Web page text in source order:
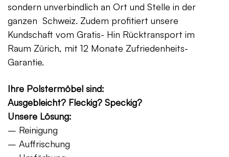
sondern unverbindlich an Ort und Stelle in der
ganzen Schweiz. Zudem profitiert unsere
Kundschaft vom Gratis- Hin Rücktransport im
Raum Zürich, mit 12 Monate Zufriedenheits-
Garantie.
Ihre Polstermöbel sind:
Ausgebleicht? Fleckig? Speckig?
Unsere Lösung:
– Reinigung
– Auffrischung